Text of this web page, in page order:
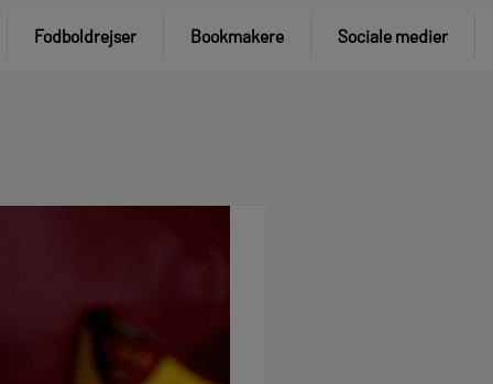
Fodboldrejser Bookmakere Sociale medier